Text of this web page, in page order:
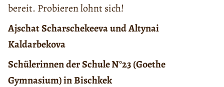
bereit. Probieren lohnt sich!
AjschatScharschekeevaundAltynai
Kaldarbekova
SchülerinnenderSchule N°23 (Goethe
Gymnasium)inBischkek